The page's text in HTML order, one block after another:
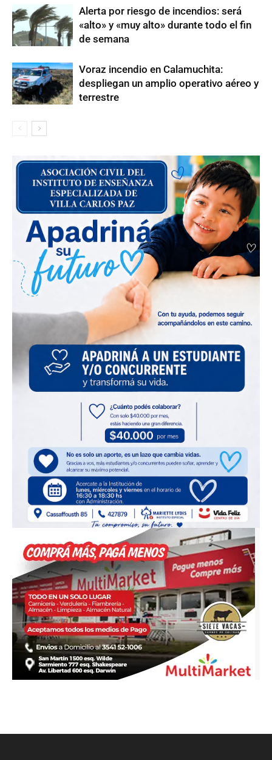
Alerta por riesgo de incendios: será
«alto» y «muy alto» durante todo el fin
de semana
Voraz incendio en Calamuchita:
despliegan un amplio operativo aéreo y
terrestre